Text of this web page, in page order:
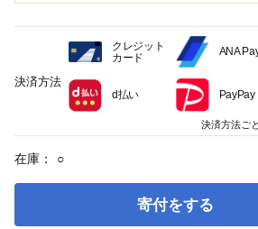
在庫： ○
寄付をする
決済方法
クレジット
カード
ANA
d払い PayPay
決済方法ご